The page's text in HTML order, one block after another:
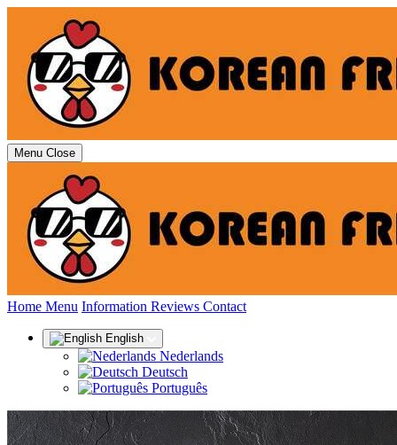
Menu Close
Home (current)
Menu Information Reviews Contact
English
Nederlands
Deutsch
Português